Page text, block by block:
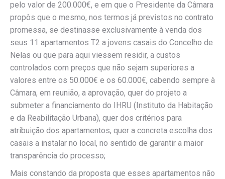
pelo valor de 200.000€, e em que o Presidente da Câmara
propôs que o mesmo, nos termos já previstos no contrato
promessa, se destinasse exclusivamente à venda dos
seus 11 apartamentos T2 a jovens casais do Concelho de
Nelas ou que para aqui viessem residir, a custos
controlados com preços que não sejam superiores a
valores entre os 50.000€ e os 60.000€, cabendo sempre à
Câmara, em reunião, a aprovação, quer do projeto a
submeter a financiamento do IHRU (Instituto da Habitação
e da Reabilitação Urbana), quer dos critérios para
atribuição dos apartamentos, quer a concreta escolha dos
casais a instalar no local, no sentido de garantir a maior
transparência do processo;
Mais constando da proposta que esses apartamentos não